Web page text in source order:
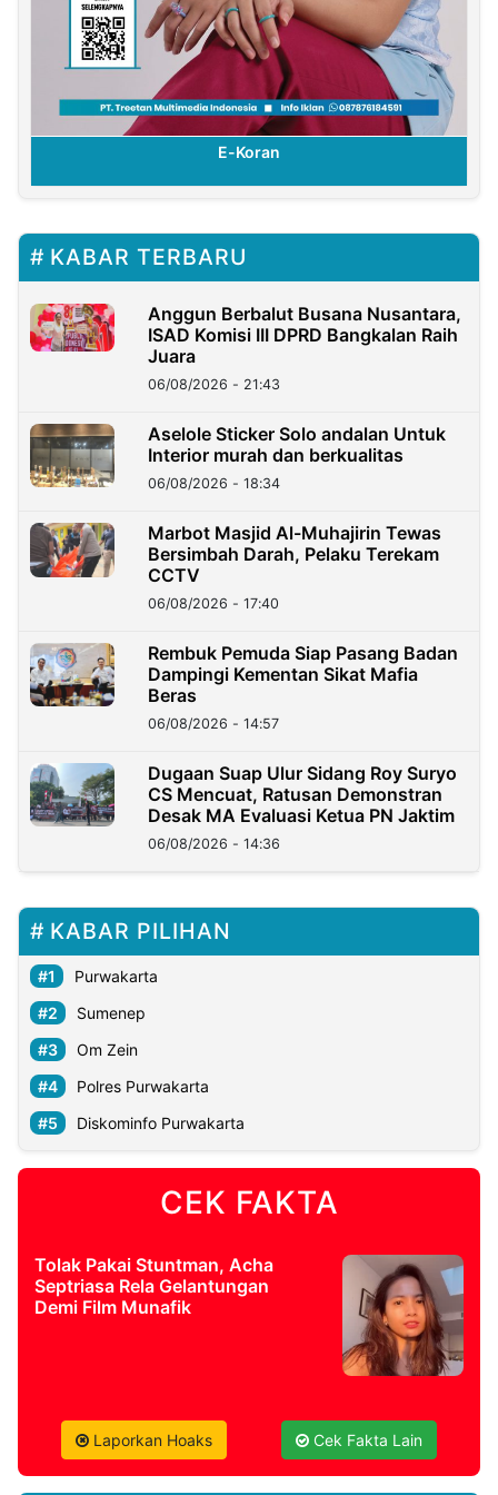
E-Koran
KABAR TERBARU
Anggun Berbalut Busana Nusantara,
ISAD Komisi III DPRD Bangkalan Raih
Juara
06/08/2026 - 21:43
Aselole Sticker Solo andalan Untuk
Interior murah dan berkualitas
06/08/2026 - 18:34
Marbot Masjid Al-Muhajirin Tewas
Bersimbah Darah, Pelaku Terekam
CCTV
06/08/2026 - 17:40
Rembuk Pemuda Siap Pasang Badan
Dampingi Kementan Sikat Mafia
Beras
06/08/2026 - 14:57
Dugaan Suap Ulur Sidang Roy Suryo
CS Mencuat, Ratusan Demonstran
Desak MA Evaluasi Ketua PN Jaktim
06/08/2026 - 14:36
KABAR PILIHAN
Purwakarta
Sumenep
Om Zein
Polres Purwakarta
Diskominfo Purwakarta
CEK FAKTA
Tolak Pakai Stuntman, Acha
Septriasa Rela Gelantungan
Demi Film Munafik
Laporkan Hoaks Cek Fakta Lain